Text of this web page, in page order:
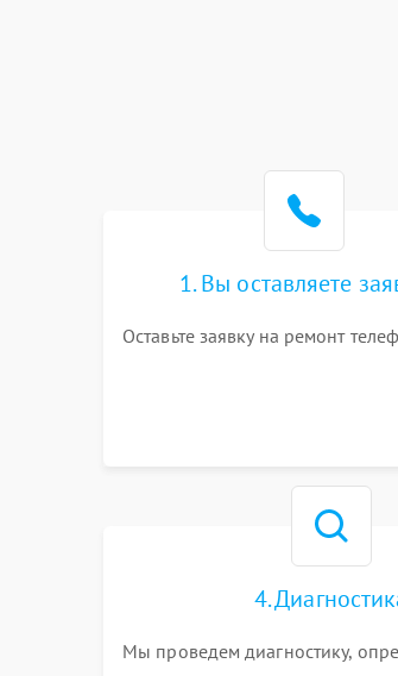
1. Вы оставляете
Оставьте заявку на ремонт
4.
Мы проведем диагностику,